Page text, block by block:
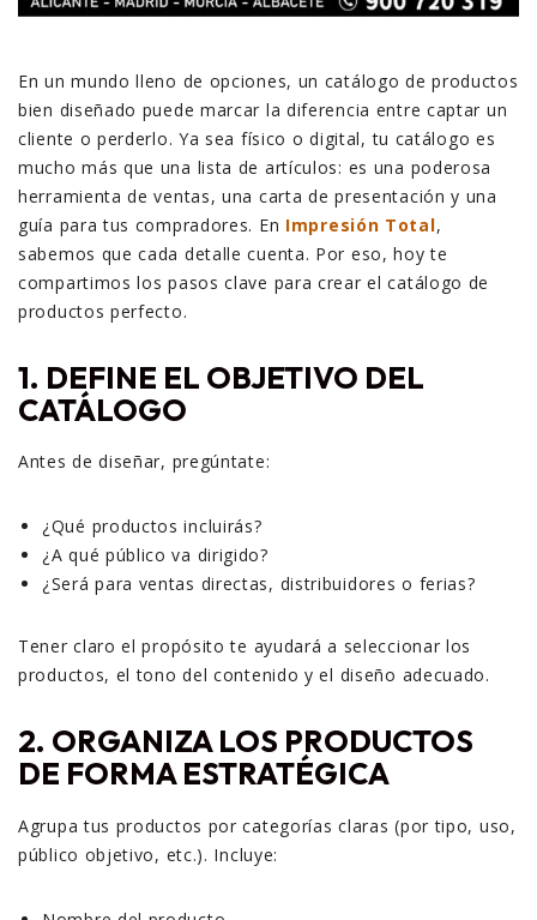
En un mundo lleno de opciones, un catálogo de productos
bien diseñado puede marcar la diferencia entre captar un
cliente o perderlo. Ya sea físico o digital, tu catálogo es
mucho más que una lista de artículos: es una poderosa
herramienta de ventas, una carta de presentación y una
guía para tus compradores. En Impresión Total,
sabemos que cada detalle cuenta. Por eso, hoy te
compartimos los pasos clave para crear el catálogo de
productos perfecto.
1. DEFINE EL OBJETIVO DEL
CATÁLOGO
Antes de diseñar, pregúntate:
¿Qué productos incluirás?
¿A qué público va dirigido?
¿Será para ventas directas, distribuidores o ferias?
Tener claro el propósito te ayudará a seleccionar los
productos, el tono del contenido y el diseño adecuado.
2. ORGANIZA LOS PRODUCTOS
DE FORMA ESTRATÉGICA
Agrupa tus productos por categorías claras (por tipo, uso,
público objetivo, etc.). Incluye: